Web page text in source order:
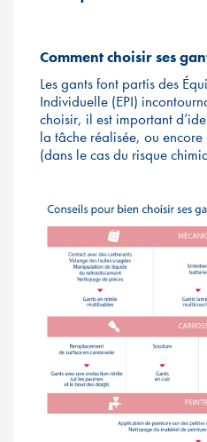
Comment choisir ses
Les gants font partis des
Individuelle (EPI)
choisir, il est important
la tâche réalisée, ou
(dans le cas du risque